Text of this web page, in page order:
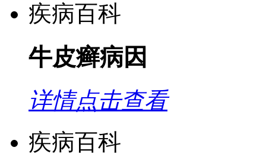
疾病百科
牛皮癣病因
详情点击查看
疾病百科